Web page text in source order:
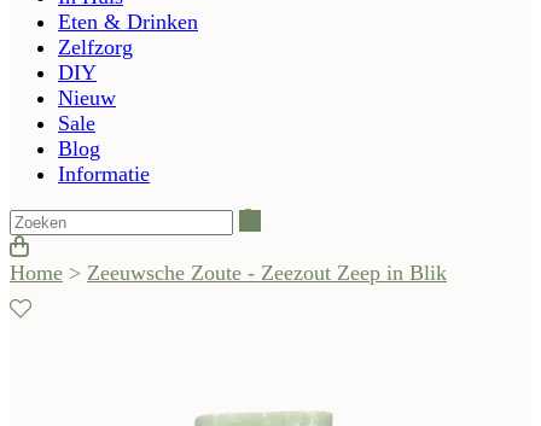
Eten & Drinken
Zelfzorg
DIY
Nieuw
Sale
Blog
Informatie
Home > Zeeuwsche Zoute - Zeezout Zeep in Blik